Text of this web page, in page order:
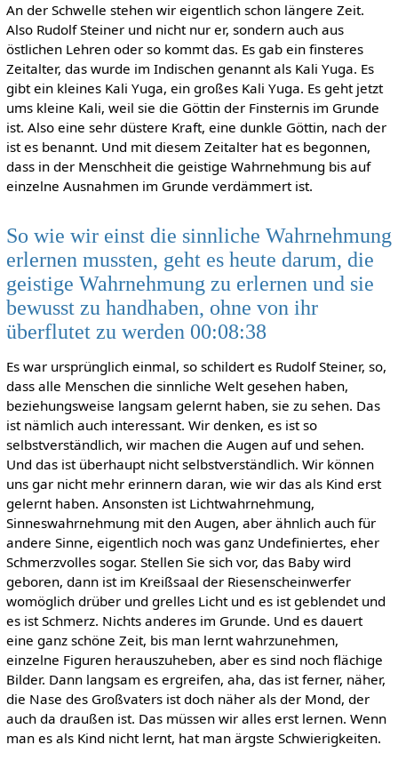
An der Schwelle stehen wir eigentlich schon längere Zeit.
Also Rudolf Steiner und nicht nur er, sondern auch aus
östlichen Lehren oder so kommt das. Es gab ein finsteres
Zeitalter, das wurde im Indischen genannt als Kali Yuga. Es
gibt ein kleines Kali Yuga, ein großes Kali Yuga. Es geht jetzt
ums kleine Kali, weil sie die Göttin der Finsternis im Grunde
ist. Also eine sehr düstere Kraft, eine dunkle Göttin, nach der
ist es benannt. Und mit diesem Zeitalter hat es begonnen,
dass in der Menschheit die geistige Wahrnehmung bis auf
einzelne Ausnahmen im Grunde verdämmert ist.
So wie wir einst die sinnliche Wahrnehmung
erlernen mussten, geht es heute darum, die
geistige Wahrnehmung zu erlernen und sie
bewusst zu handhaben, ohne von ihr
überflutet zu werden 00:08:38
Es war ursprünglich einmal, so schildert es Rudolf Steiner, so,
dass alle Menschen die sinnliche Welt gesehen haben,
beziehungsweise langsam gelernt haben, sie zu sehen. Das
ist nämlich auch interessant. Wir denken, es ist so
selbstverständlich, wir machen die Augen auf und sehen.
Und das ist überhaupt nicht selbstverständlich. Wir können
uns gar nicht mehr erinnern daran, wie wir das als Kind erst
gelernt haben. Ansonsten ist Lichtwahrnehmung,
Sinneswahrnehmung mit den Augen, aber ähnlich auch für
andere Sinne, eigentlich noch was ganz Undefiniertes, eher
Schmerzvolles sogar. Stellen Sie sich vor, das Baby wird
geboren, dann ist im Kreißsaal der Riesenscheinwerfer
womöglich drüber und grelles Licht und es ist geblendet und
es ist Schmerz. Nichts anderes im Grunde. Und es dauert
eine ganz schöne Zeit, bis man lernt wahrzunehmen,
einzelne Figuren herauszuheben, aber es sind noch flächige
Bilder. Dann langsam es ergreifen, aha, das ist ferner, näher,
die Nase des Großvaters ist doch näher als der Mond, der
auch da draußen ist. Das müssen wir alles erst lernen. Wenn
man es als Kind nicht lernt, hat man ärgste Schwierigkeiten.